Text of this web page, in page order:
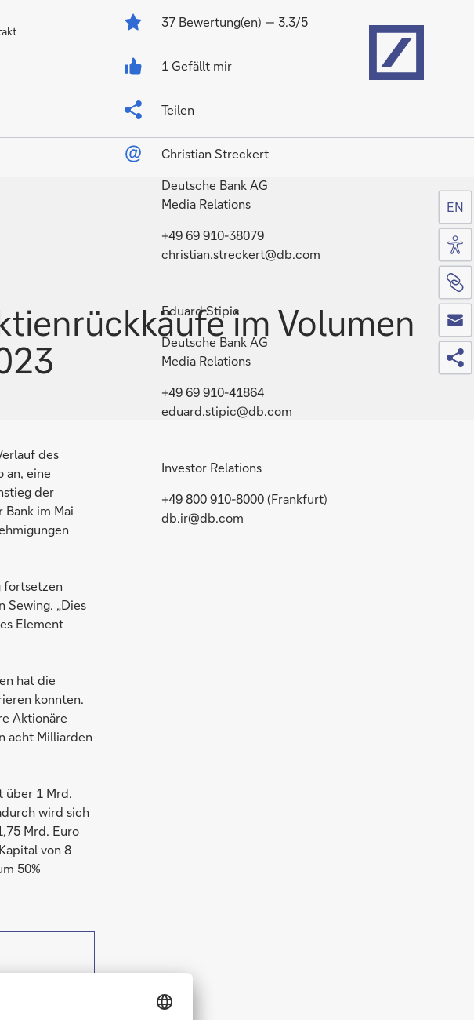
im Volumen
des
an, eine
der
im Mai
fortsetzen
Sewing. „Dies
Element
hat die
konnten.
Aktionäre
acht Milliarden
über 1 Mrd.
wird sich
Mrd. Euro
von 8
50%
37 Bewertung(en) — 3.3/5
1 Gefällt mir
Teilen
Christian Streckert
Deutsche Bank AG
Media Relations
+49 69 910-38079
christian.streckert@db.com
Eduard Stipic
Deutsche Bank AG
Media Relations
+49 69 910-41864
eduard.stipic@db.com
Investor Relations
+49 800 910-8000 (Frankfurt)
db.ir@db.com
EN